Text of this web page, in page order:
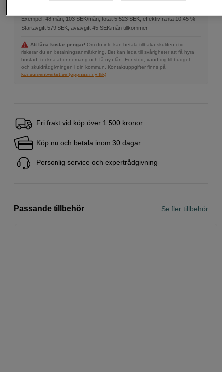
Exempel: 48 mån, 103 SEK/mån, totalt 5 523 SEK, effektiv ränta 10,45 %
Startavgift 579 SEK, aviavgift 45 SEK/mån tillkommer
Att låna kostar pengar! Om du inte kan betala tillbaka skulden i tid
riskerar du en betalningsanmärkning. Det kan leda till svårigheter att få hyra
bostad, teckna abonnemang och få nya lån. För stöd, vänd dig till budget-
och skuldrådgivningen i din kommun. Kontaktuppgifter finns på
konsumentverket.se (öppnas i ny flik)
Fri frakt vid köp över 1 500 kronor
Köp nu och betala inom 30 dagar
Personlig service och expertrådgivning
Passande tillbehör Se fler tillbehör